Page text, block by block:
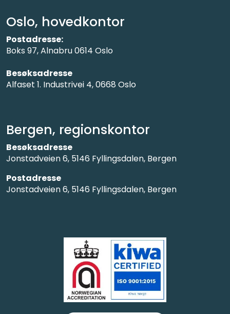
Bergen, regionskontor
Besøksadresse
Jonstadveien 6, 5146 Fyllingsdalen, Bergen
Postadresse
Jonstadveien 6, 5146 Fyllingsdalen, Bergen
Oslo, hovedkontor
Postadresse:
Boks 97, Alnabru 0614 Oslo
Besøksadresse
Alfaset 1. Industrivei 4, 0668 Oslo